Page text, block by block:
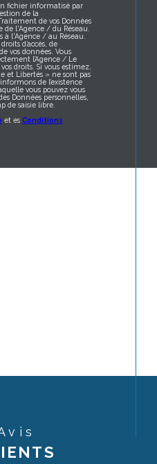
fichier informatisé par
de la
de vos Données
l'Agence / du Réseau.
à l'Agence / au Réseau.
d’accès, de
vos données. Vous
l’Agence / Le
droits. Si vous estimez,
et Libertés » ne sont pas
de l’existence
vous pouvez vous
Données personnelles,
de saisie libre.
et es Conditions
Avis